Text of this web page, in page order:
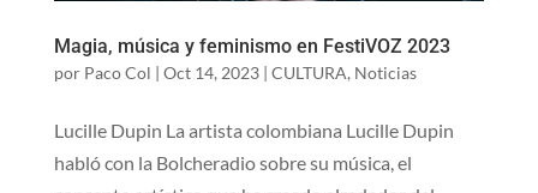
Magia, música y feminismo en FestiVOZ 2023
por Paco Col | Oct 14, 2023| CULTURA, Noticias
Lucille Dupin La artista colombiana Lucille Dupin
habló con la Bolcheradio sobre su música, el